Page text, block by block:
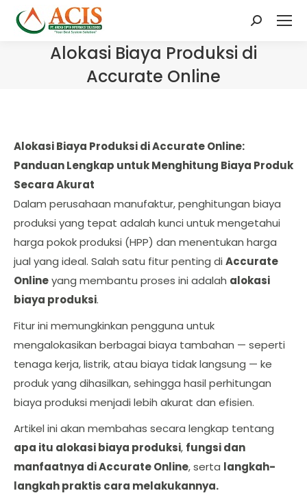
Search:
Alokasi Biaya Produksi di
Accurate Online
Alokasi Biaya Produksi di Accurate Online:
Panduan Lengkap untuk Menghitung Biaya Produk
Secara Akurat
Dalam perusahaan manufaktur, penghitungan biaya
produksi yang tepat adalah kunci untuk mengetahui
harga pokok produksi (HPP) dan menentukan harga
jual yang ideal. Salah satu fitur penting di Accurate
Onlineyang membantu proses ini adalah alokasi
biaya produksi.
Fitur ini memungkinkan pengguna untuk
mengalokasikan berbagai biaya tambahan — seperti
tenaga kerja, listrik, atau biaya tidak langsung — ke
produk yang dihasilkan, sehingga hasil perhitungan
biaya produksi menjadi lebih akurat dan efisien.
Artikel ini akan membahas secara lengkap tentang
apa itu alokasi biaya produksi, fungsi dan
manfaatnya di Accurate Online, serta langkah-
langkah praktis cara melakukannya.